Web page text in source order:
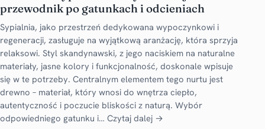
przewodnik po gatunkach i odcieniach
Sypialnia, jako przestrzeń dedykowana wypoczynkowi i
regeneracji, zasługuje na wyjątkową aranżację, która sprzyja
relaksowi. Styl skandynawski, z jego naciskiem na naturalne
materiały, jasne kolory i funkcjonalność, doskonale wpisuje
się w te potrzeby. Centralnym elementem tego nurtu jest
drewno – materiał, który wnosi do wnętrza ciepło,
autentyczność i poczucie bliskości z naturą. Wybór
odpowiedniego gatunku i… Czytaj dalej →